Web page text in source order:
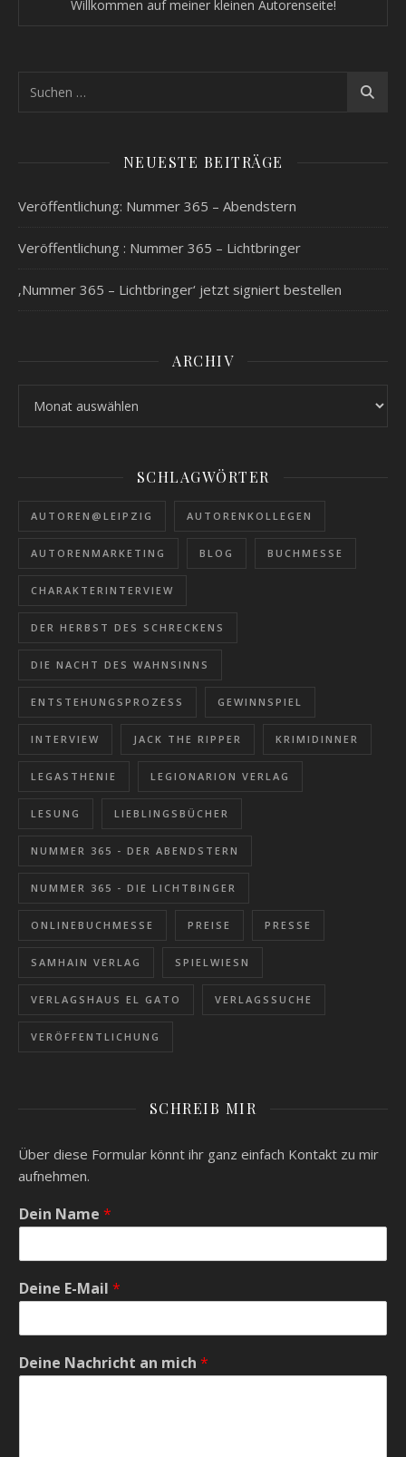
Willkommen auf meiner kleinen Autorenseite!
NEUESTE BEITRÄGE
Veröffentlichung: Nummer 365 – Abendstern
Veröffentlichung : Nummer 365 – Lichtbringer
‚Nummer 365 – Lichtbringer‘ jetzt signiert bestellen
ARCHIV
SCHLAGWÖRTER
AUTOREN@LEIPZIG AUTORENKOLLEGEN
AUTORENMARKETING BLOG BUCHMESSE
CHARAKTERINTERVIEW
DER HERBST DES SCHRECKENS
DIE NACHT DES WAHNSINNS
ENTSTEHUNGSPROZESS GEWINNSPIEL
INTERVIEW JACK THE RIPPER KRIMIDINNER
LEGASTHENIE LEGIONARION VERLAG
LESUNG LIEBLINGSBÜCHER
NUMMER 365 - DER ABENDSTERN
NUMMER 365 - DIE LICHTBINGER
ONLINEBUCHMESSE PREISE PRESSE
SAMHAIN VERLAG SPIELWIESN
VERLAGSHAUS EL GATO VERLAGSSUCHE
VERÖFFENTLICHUNG
SCHREIB MIR
Über diese Formular könnt ihr ganz einfach Kontakt zu mir
aufnehmen.
Dein Name *
Deine E-Mail *
Deine Nachricht an mich *